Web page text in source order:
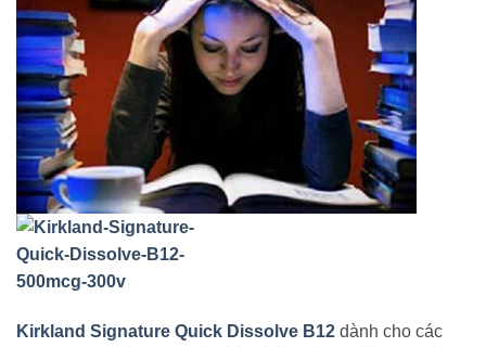
Kirkland Signature Quick Dissolve B12 dành cho các